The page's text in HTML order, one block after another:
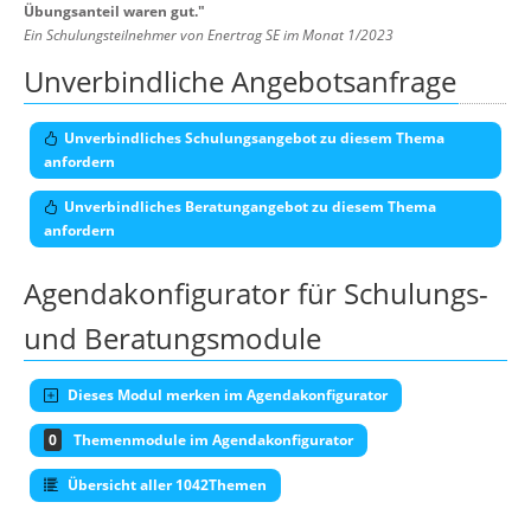
Übungsanteil waren gut."
Ein Schulungsteilnehmer von Enertrag SE im Monat 1/2023
Unverbindliche Angebotsanfrage
Unverbindliches Schulungsangebot zu diesem Thema
anfordern
Unverbindliches Beratungangebot zu diesem Thema
anfordern
Agendakonfigurator für Schulungs-
und Beratungsmodule
Dieses Modul merken im Agendakonfigurator
0 Themenmodule im Agendakonfigurator
Übersicht aller 1042Themen